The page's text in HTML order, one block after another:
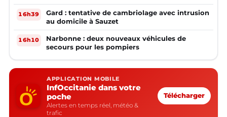
16h39
Gard : tentative de cambriolage avec intrusion
au domicile à Sauzet
16h10
Narbonne : deux nouveaux véhicules de
secours pour les pompiers
APPLICATION MOBILE
InfOccitanie dans votre
poche
Alertes en temps réel, météo &
trafic
Télécharger